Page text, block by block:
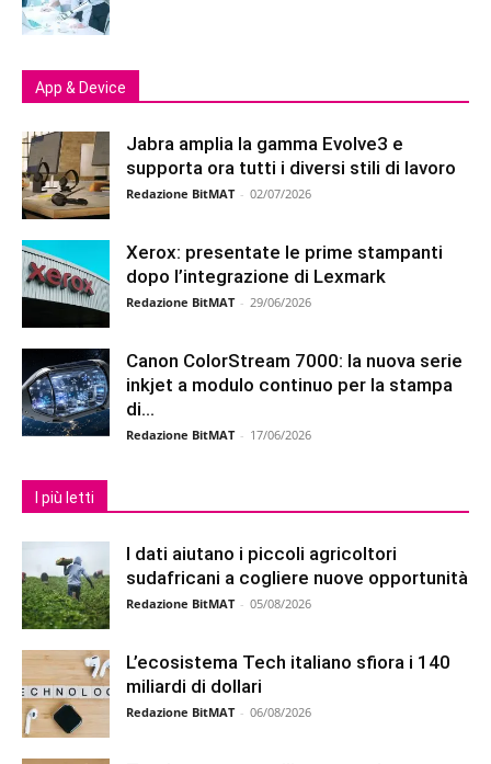
App & Device
Jabra amplia la gamma Evolve3 e
supporta ora tutti i diversi stili di lavoro
Redazione BitMAT - 02/07/2026
Xerox: presentate le prime stampanti
dopo l’integrazione di Lexmark
Redazione BitMAT - 29/06/2026
Canon ColorStream 7000: la nuova serie
inkjet a modulo continuo per la stampa
di...
Redazione BitMAT - 17/06/2026
I più letti
I dati aiutano i piccoli agricoltori
sudafricani a cogliere nuove opportunità
Redazione BitMAT - 05/08/2026
L’ecosistema Tech italiano sfiora i 140
miliardi di dollari
Redazione BitMAT - 06/08/2026